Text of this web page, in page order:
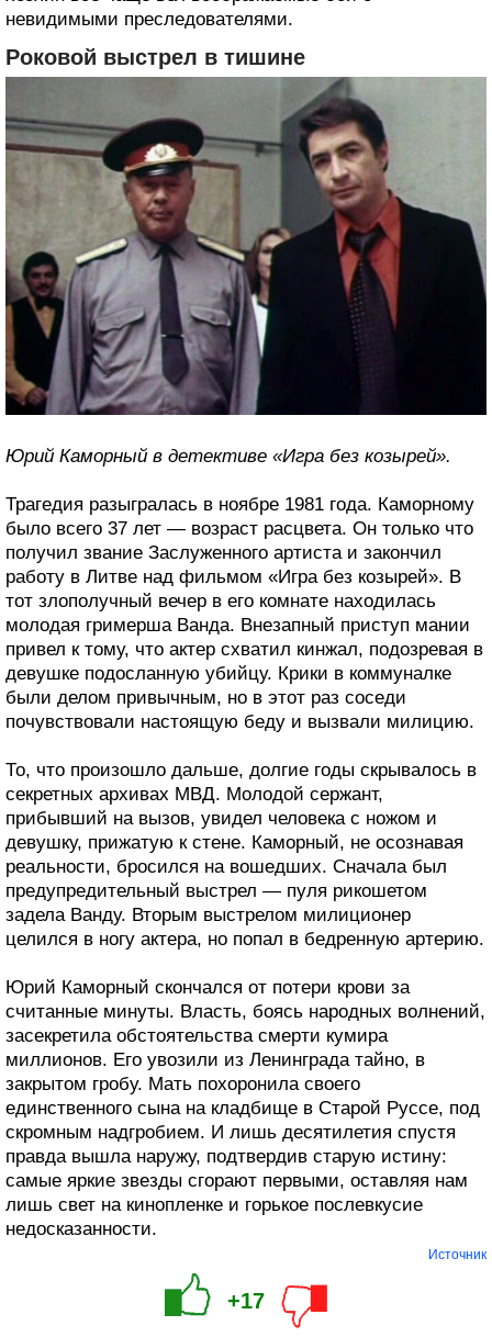
невидимыми преследователями.
Роковой выстрел в тишине
Юрий Каморный в детективе «Игра без козырей».
Трагедия разыгралась в ноябре 1981 года. Каморному
было всего 37 лет — возраст расцвета. Он только что
получил звание Заслуженного артиста и закончил
работу в Литве над фильмом «Игра без козырей». В
тот злополучный вечер в его комнате находилась
молодая гримерша Ванда. Внезапный приступ мании
привел к тому, что актер схватил кинжал, подозревая в
девушке подосланную убийцу. Крики в коммуналке
были делом привычным, но в этот раз соседи
почувствовали настоящую беду и вызвали милицию.
То, что произошло дальше, долгие годы скрывалось в
секретных архивах МВД. Молодой сержант,
прибывший на вызов, увидел человека с ножом и
девушку, прижатую к стене. Каморный, не осознавая
реальности, бросился на вошедших. Сначала был
предупредительный выстрел — пуля рикошетом
задела Ванду. Вторым выстрелом милиционер
целился в ногу актера, но попал в бедренную артерию.
Юрий Каморный скончался от потери крови за
считанные минуты. Власть, боясь народных волнений,
засекретила обстоятельства смерти кумира
миллионов. Его увозили из Ленинграда тайно, в
закрытом гробу. Мать похоронила своего
единственного сына на кладбище в Старой Руссе, под
скромным надгробием. И лишь десятилетия спустя
правда вышла наружу, подтвердив старую истину:
самые яркие звезды сгорают первыми, оставляя нам
лишь свет на кинопленке и горькое послевкусие
недосказанности.
Источник
+17